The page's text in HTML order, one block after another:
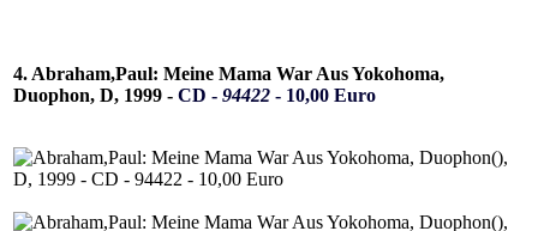
4. Abraham,Paul: Meine Mama War Aus Yokohoma,
Duophon, D, 1999 - CD - 94422 - 10,00 Euro